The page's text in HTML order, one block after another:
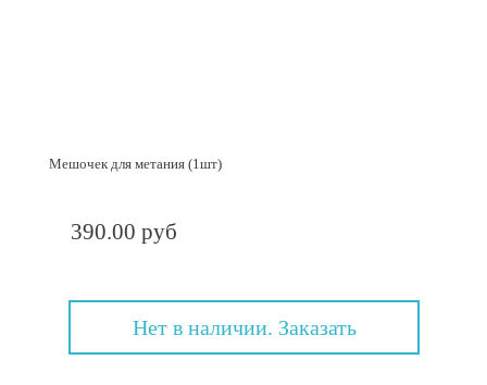
Мешочек для метания (1шт)
390.00 руб
Нет в наличии. Заказать